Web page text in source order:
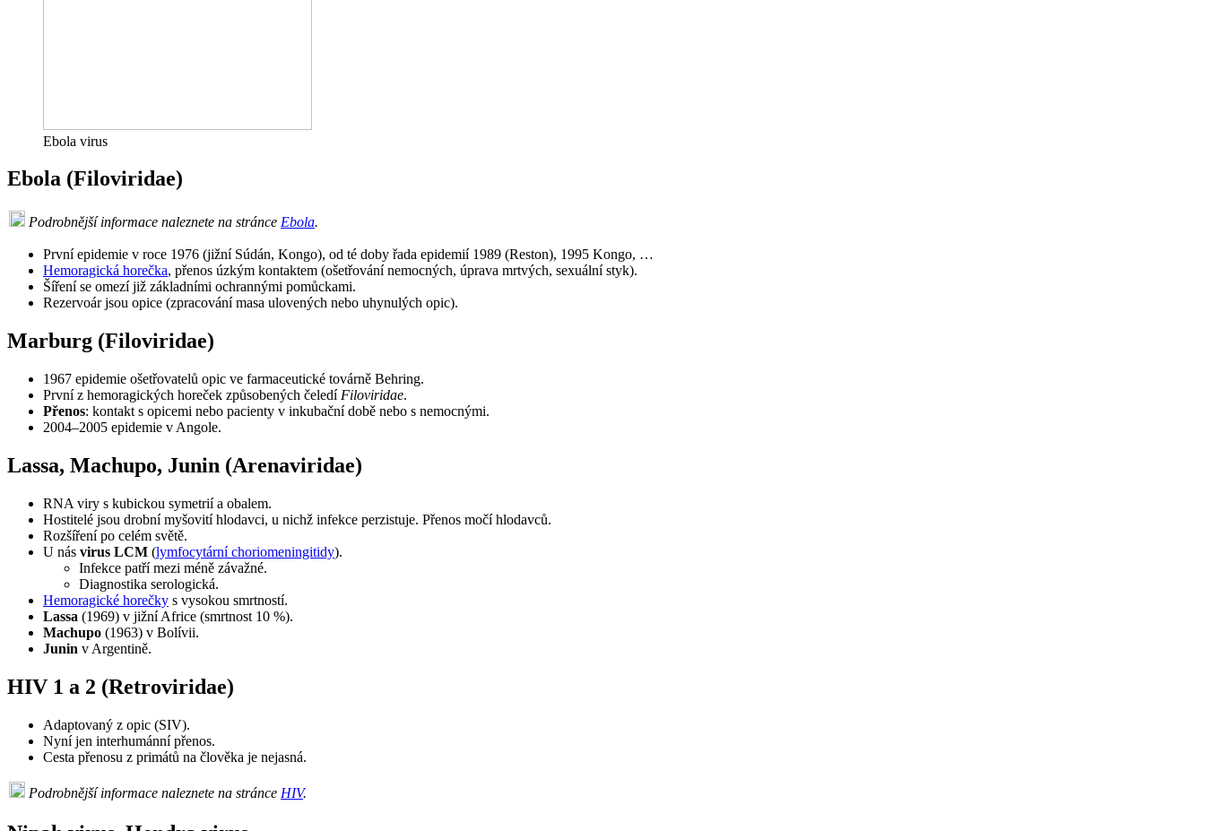
Ebola virus
Ebola (Filoviridae)
Podrobnější informace naleznete na stránce Ebola.
První epidemie v roce 1976 (jižní Súdán, Kongo), od té doby řada epidemií 1989 (Reston), 1995 Kongo, …
Hemoragická horečka, přenos úzkým kontaktem (ošetřování nemocných, úprava mrtvých, sexuální styk).
Šíření se omezí již základními ochrannými pomůckami.
Rezervoár jsou opice (zpracování masa ulovených nebo uhynulých opic).
Marburg (Filoviridae)
1967 epidemie ošetřovatelů opic ve farmaceutické továrně Behring.
První z hemoragických horeček způsobených čeledí Filoviridae.
Přenos: kontakt s opicemi nebo pacienty v inkubační době nebo s nemocnými.
2004–2005 epidemie v Angole.
Lassa, Machupo, Junin (Arenaviridae)
RNA viry s kubickou symetrií a obalem.
Hostitelé jsou drobní myšovití hlodavci, u nichž infekce perzistuje. Přenos močí hlodavců.
Rozšíření po celém světě.
U nás virus LCM (lymfocytární choriomeningitidy).
Infekce patří mezi méně závažné.
Diagnostika serologická.
Hemoragické horečky s vysokou smrtností.
Lassa (1969) v jižní Africe (smrtnost 10 %).
Machupo (1963) v Bolívii.
Junin v Argentině.
HIV 1 a 2 (Retroviridae)
Adaptovaný z opic (SIV).
Nyní jen interhumánní přenos.
Cesta přenosu z primátů na člověka je nejasná.
Podrobnější informace naleznete na stránce HIV.